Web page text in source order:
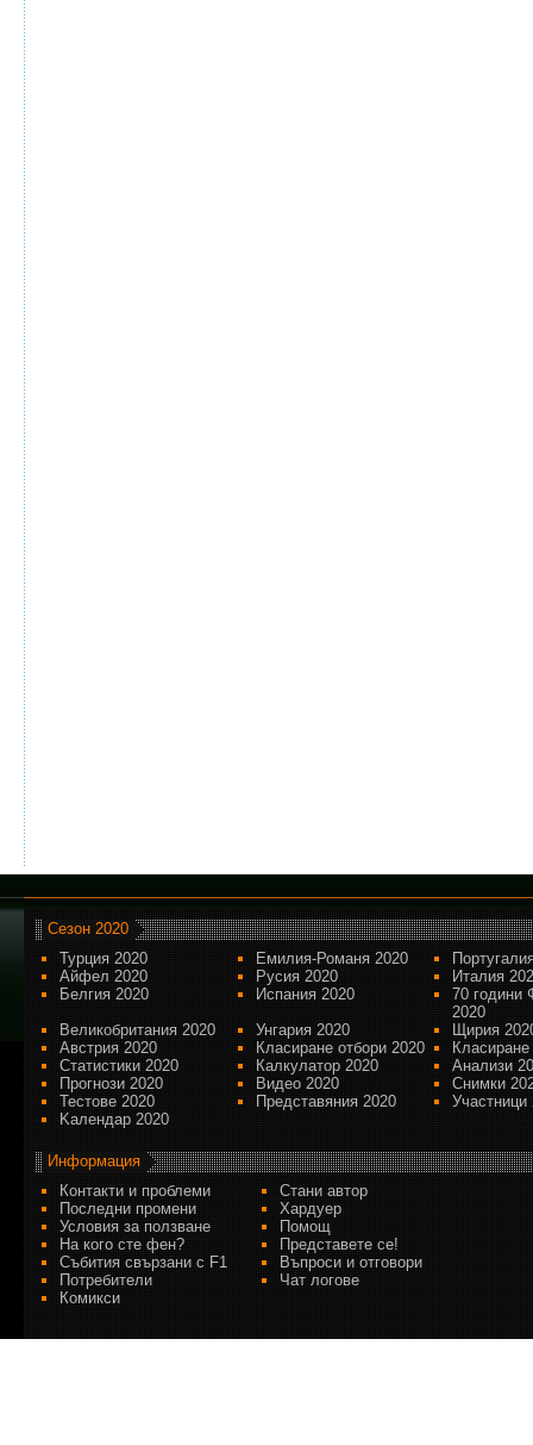
Сезон 2020
Турция 2020
Емилия-Романя 2020
Айфел 2020
Русия 2020
Италия
Белгия 2020
Испания 2020
70 години
2020
Великобритания 2020
Унгария 2020
Щирия
Австрия 2020
Класиране отбори 2020
Статистики 2020
Калкулатор 2020
Анализи
Прогнози 2020
Видео 2020
Снимки
Тестове 2020
Представяния 2020
Участници
Kалендар 2020
Информация
Контакти и проблеми
Стани автор
Последни промени
Хардуер
Условия за ползване
Помощ
На кого сте фен?
Представете се!
Събития свързани с F1
Въпроси и отговори
Потребители
Чат логове
Комикси